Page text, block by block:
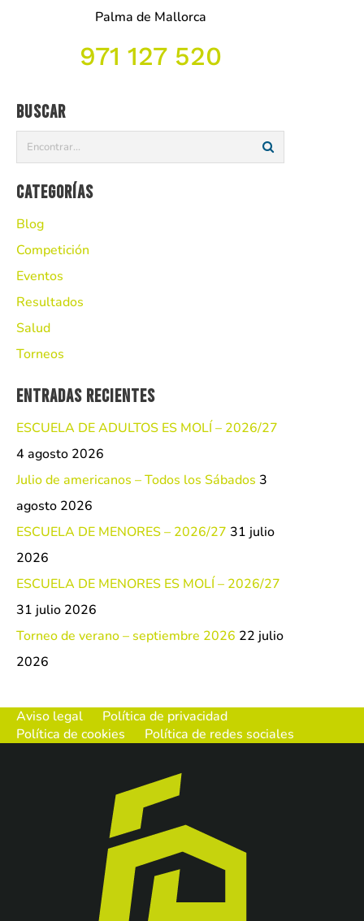
Palma de Mallorca
971 127 520
Buscar
Categorías
Blog
Competición
Eventos
Resultados
Salud
Torneos
Entradas recientes
ESCUELA DE ADULTOS ES MOLÍ – 2026/27
4 agosto 2026
Julio de americanos – Todos los Sábados 3
agosto 2026
ESCUELA DE MENORES – 2026/27 31 julio
2026
ESCUELA DE MENORES ES MOLÍ – 2026/27
31 julio 2026
Torneo de verano – septiembre 2026 22 julio
2026
Aviso legal
Política de privacidad
Política de cookies
Política de redes sociales